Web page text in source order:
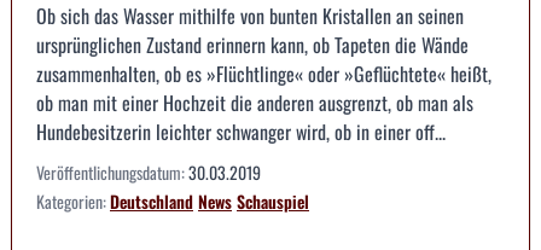
Ob sich das Wasser mithilfe von bunten Kristallen an seinen
ursprünglichen Zustand erinnern kann, ob Tapeten die Wände
zusammenhalten, ob es »Flüchtlinge« oder »Geflüchtete« heißt,
ob man mit einer Hochzeit die anderen ausgrenzt, ob man als
Hundebesitzerin leichter schwanger wird, ob in einer off...
Veröffentlichungsdatum:30.03.2019
Kategorien:DeutschlandNewsSchauspiel